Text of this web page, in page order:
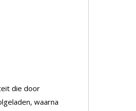
die door
waarna